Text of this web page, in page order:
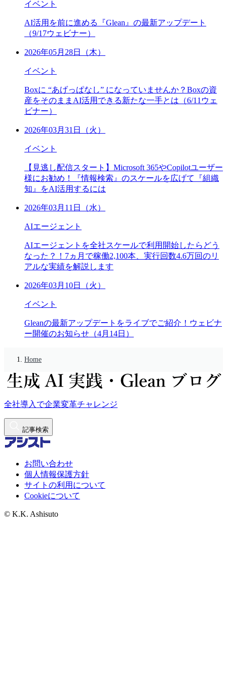
イベント
AI活用を前に進める『Glean』の最新アップデート
（9/17ウェビナー）
2026年05月28日（木）
イベント
Boxに “あげっぱなし” になっていませんか？Boxの資
産をそのままAI活用できる新たな一手とは（6/11ウェ
ビナー）
2026年03月31日（火）
イベント
【見逃し配信スタート】Microsoft 365やCopilotユーザー
様にお勧め！『情報検索』のスケールを広げて『組織
知』をAI活用するには
2026年03月11日（水）
AIエージェント
AIエージェントを全社スケールで利用開始したらどう
なった？！7ヵ月で稼働2,100本、実行回数4.6万回のリ
アルな実績を解説します
2026年03月10日（火）
イベント
Gleanの最新アップデートをライブでご紹介！ウェビナ
ー開催のお知らせ（4月14日）
Home
全社導入で企業変革チャレンジ
記事検索
お問い合わせ
個人情報保護方針
サイトの利用について
Cookieについて
© K.K. Ashisuto